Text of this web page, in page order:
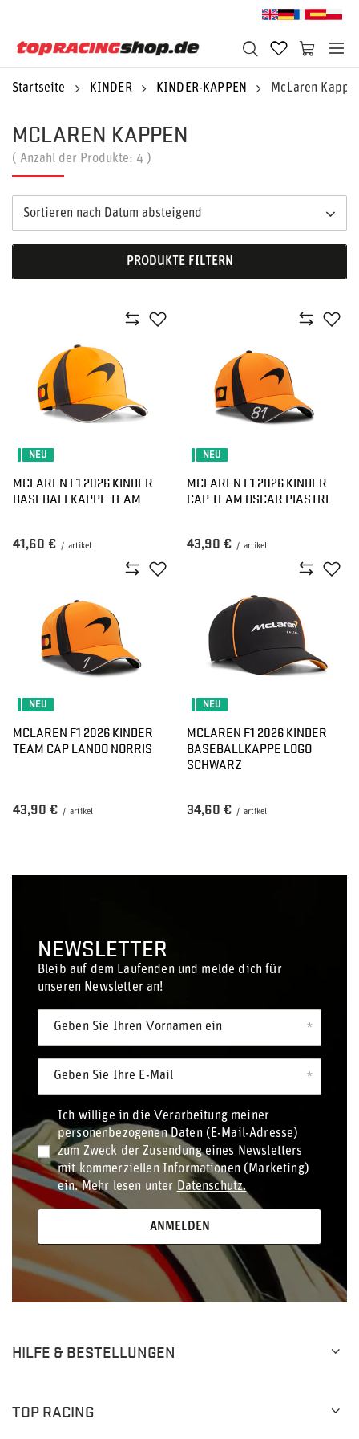
Startseite KINDER KINDER-KAPPEN McLaren
MCLAREN KAPPEN
( Anzahl der Produkte: 4 )
Sortieren nach Datum absteigend
PRODUKTE FILTERN
NEU
MCLAREN F1 2026 KINDER
BASEBALLKAPPE TEAM
41,60 € / artikel
NEU
MCLAREN F1 2026 KINDER
CAP TEAM OSCAR PIASTRI
43,90 € / artikel
NEU
MCLAREN F1 2026 KINDER
TEAM CAP LANDO NORRIS
43,90 € / artikel
NEU
MCLAREN F1 2026 KINDER
BASEBALLKAPPE LOGO
SCHWARZ
34,60 € / artikel
NEWSLETTER
Bleib auf dem Laufenden und melde dich für
unseren Newsletter an!
Geben Sie Ihren Vornamen ein
Geben Sie Ihre E-Mail
Ich willige in die Verarbeitung meiner
personenbezogenen Daten (E-Mail-Adresse)
zum Zweck der Zusendung eines Newsletters
mit kommerziellen Informationen (Marketing)
ein. Mehr lesen unter Datenschutz.
ANMELDEN
HILFE & BESTELLUNGEN
TOP RACING